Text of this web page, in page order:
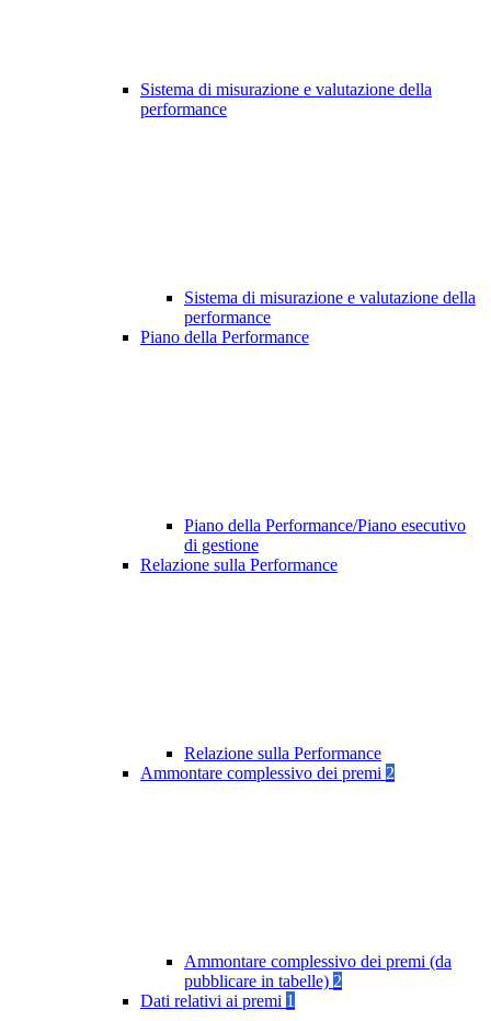
Sistema di misurazione e valutazione della
performance
Sistema di misurazione e valutazione della
performance
Piano della Performance
Piano della Performance/Piano esecutivo
di gestione
Relazione sulla Performance
Relazione sulla Performance
Ammontare complessivo dei premi 2
Ammontare complessivo dei premi (da
pubblicare in tabelle) 2
Dati relativi ai premi 1